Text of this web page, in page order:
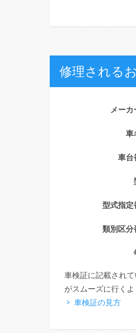
修理される
メーカ
車
車台
型式指定
類別区分
車検証に記載され
がスムーズに行く
車検証の見方